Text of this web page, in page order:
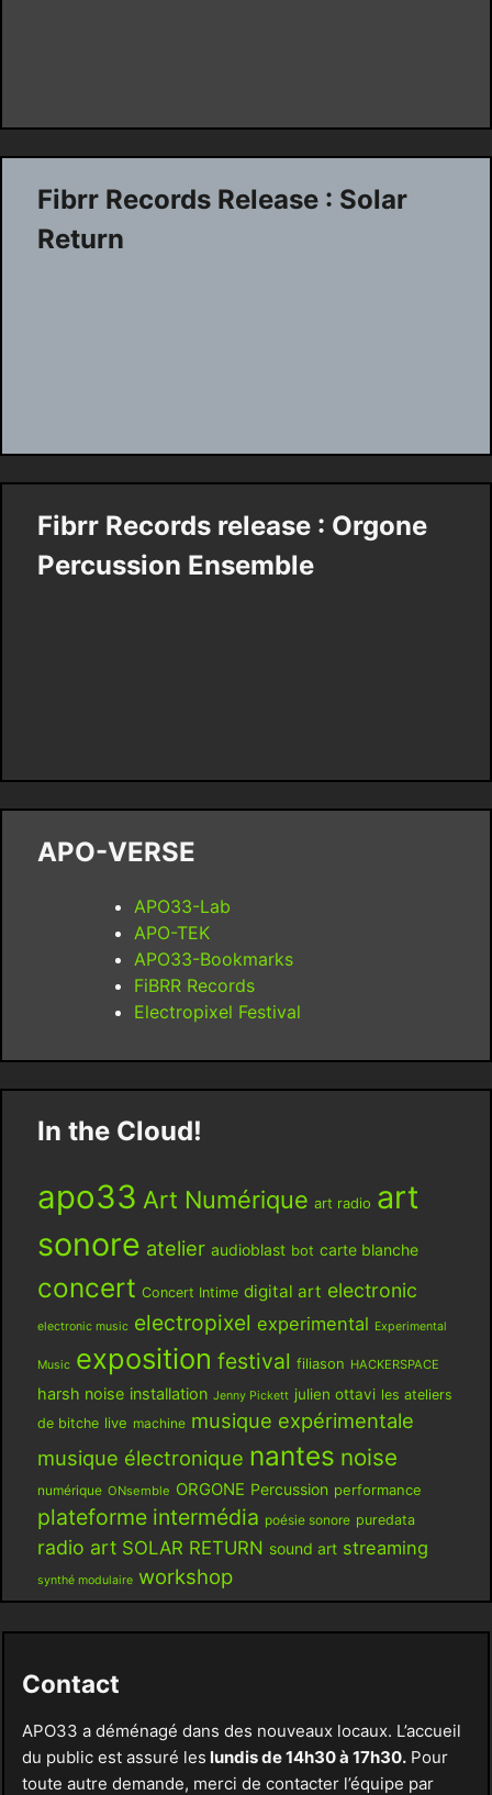
Fibrr Records Release : Solar
Return
Fibrr Records release : Orgone
Percussion Ensemble
APO-VERSE
APO33-Lab
APO-TEK
APO33-Bookmarks
FiBRR Records
Electropixel Festival
In the Cloud!
apo33 Art Numérique art radio art
sonore atelier audioblast bot carte blanche
concert Concert Intime digital art electronic
electronic music electropixel experimental Experimental
Music exposition festival filiason HACKERSPACE
harsh noise installation Jenny Pickett julien ottavi les ateliers
de bitche live machine musique expérimentale
musique électronique nantes noise
numérique ONsemble ORGONE Percussion performance
plateforme intermédia poésie sonore puredata
radio art SOLAR RETURN sound art streaming
synthé modulaire workshop
Contact
APO33 a déménagé dans des nouveaux locaux. L’accueil
du public est assuré les lundis de 14h30 à 17h30.Pour
toute autre demande, merci de contacter l’équipe par